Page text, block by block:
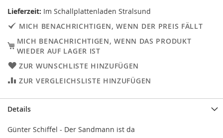
Lieferzeit: Im Schallplattenladen Stralsund
MICH BENACHRICHTIGEN, WENN DER PREIS FÄLLT
MICH BENACHRICHTIGEN, WENN DAS PRODUKT
WIEDER AUF LAGER IST
ZUR WUNSCHLISTE HINZUFÜGEN
ZUR VERGLEICHSLISTE HINZUFÜGEN
Details
Günter Schiffel - Der Sandmann ist da